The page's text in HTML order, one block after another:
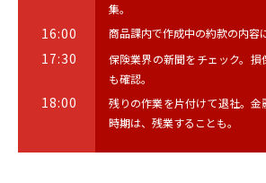
集。
16:00 商品課内で作成中の約款の内容
17:30
保険業界の新聞をチェック。
も確認。
18:00
残りの作業を片付けて退社。金
時期は、残業することも。